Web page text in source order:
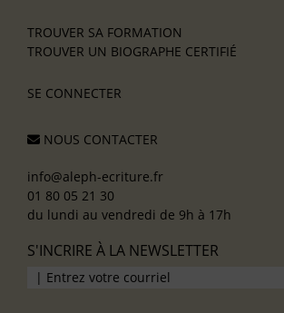
TROUVER SA FORMATION
TROUVER UN BIOGRAPHE CERTIFIÉ
SE CONNECTER
NOUS CONTACTER
info@aleph-ecriture.fr
01 80 05 21 30
du lundi au vendredi de 9h à 17h
S'INCRIRE À LA NEWSLETTER